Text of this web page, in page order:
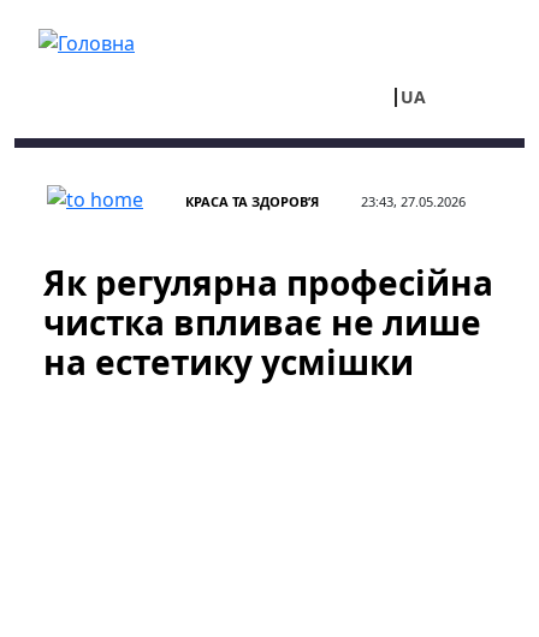
UA
КРАСА ТА ЗДОРОВ’Я 23:43, 27.05.2026
Як регулярна професійна
чистка впливає не лише
на естетику усмішки